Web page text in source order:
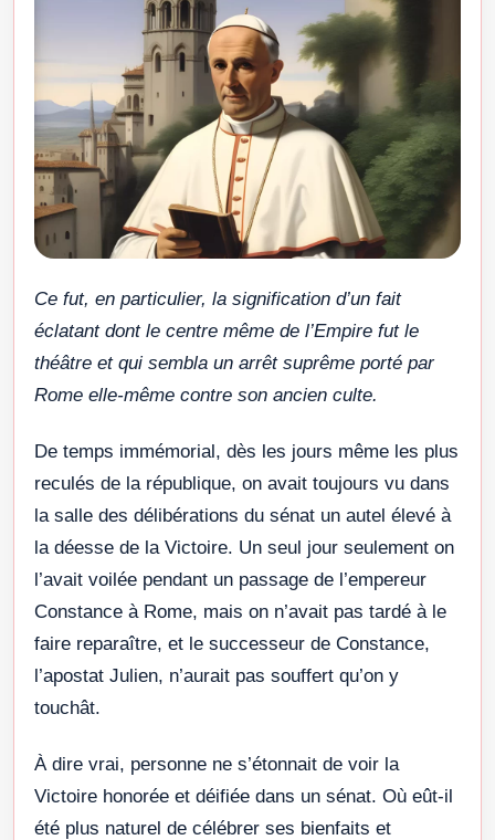
Ce fut, en particulier, la signification d’un fait
éclatant dont le centre même de l’Empire fut le
théâtre et qui sembla un arrêt suprême porté par
Rome elle-même contre son ancien culte.
De temps immémorial, dès les jours même les plus
reculés de la république, on avait toujours vu dans
la salle des délibérations du sénat un autel élevé à
la déesse de la Victoire. Un seul jour seulement on
l’avait voilée pendant un passage de l’empereur
Constance à Rome, mais on n’avait pas tardé à le
faire reparaître, et le successeur de Constance,
l’apostat Julien, n’aurait pas souffert qu’on y
touchât.
À dire vrai, personne ne s’étonnait de voir la
Victoire honorée et déifiée dans un sénat. Où eût-il
été plus naturel de célébrer ses bienfaits et